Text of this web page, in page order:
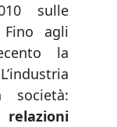
sulle
agli
la
società:
relazioni